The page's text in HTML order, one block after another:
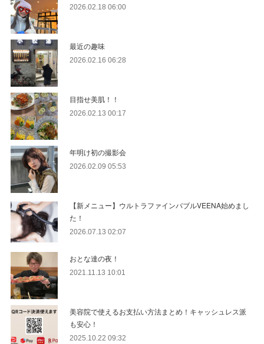
2026.02.18 06:00
最近の趣味
2026.02.16 06:28
目指せ美肌！！
2026.02.13 00:17
年明け初の撮影会
2026.02.09 05:53
【新メニュー】ウルトラファインバブルVEENA始めまし
た！
2026.07.13 02:07
おとな達の夜！
2021.11.13 10:01
美容院で使えるお支払い方法まとめ！キャッシュレス派
も安心！
2025.10.22 09:32